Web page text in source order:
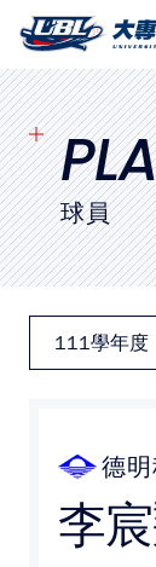
SITEMAP
首頁
球隊戰績
賽程表
球隊與球員
比賽場地
最新消息
球員
德
李